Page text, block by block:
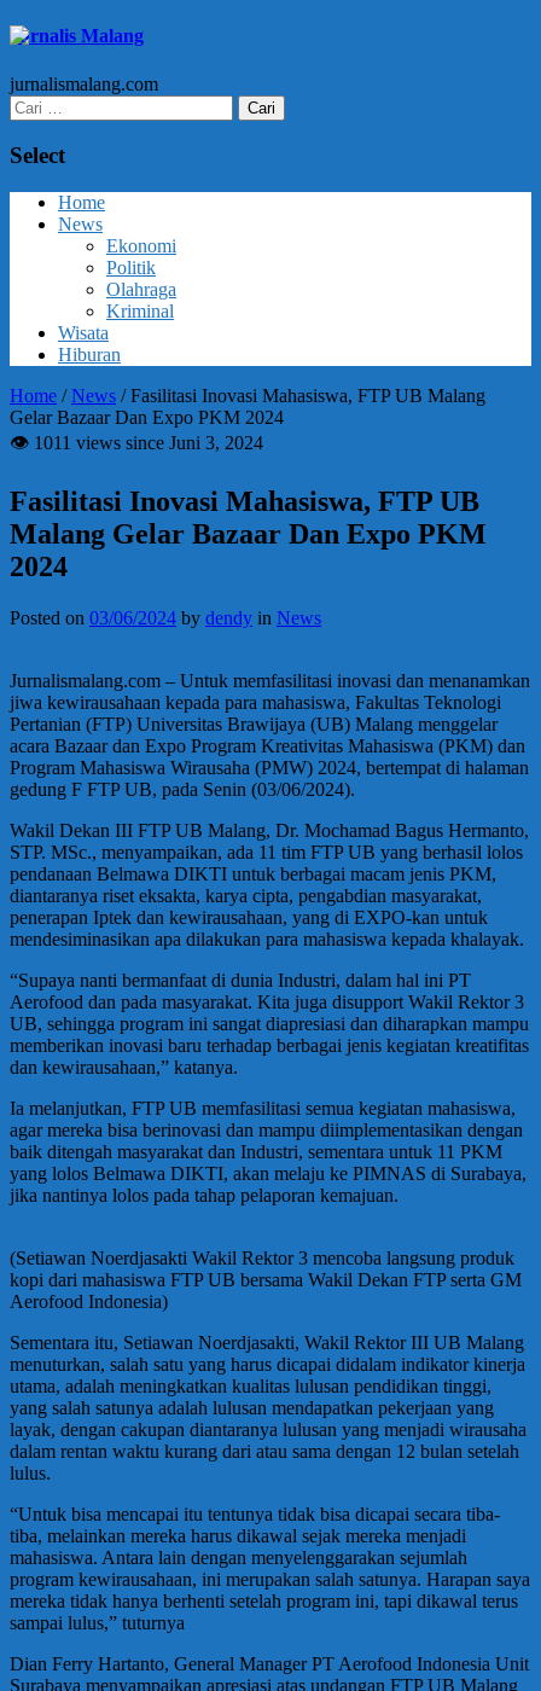
Jurnalis Malang
jurnalismalang.com
Cari
untuk:
Select
Home
News
Ekonomi
Politik
Olahraga
Kriminal
Wisata
Hiburan
Home /News /Fasilitasi Inovasi Mahasiswa, FTP UB Malang
Gelar Bazaar Dan Expo PKM 2024
👁 1011 views since Juni 3, 2024
Fasilitasi Inovasi Mahasiswa, FTP UB
Malang Gelar Bazaar Dan Expo PKM
2024
Posted on 03/06/2024 by dendy in News
Jurnalismalang.com – Untuk memfasilitasi inovasi dan menanamkan
jiwa kewirausahaan kepada para mahasiswa, Fakultas Teknologi
Pertanian (FTP) Universitas Brawijaya (UB) Malang menggelar
acara Bazaar dan Expo Program Kreativitas Mahasiswa (PKM) dan
Program Mahasiswa Wirausaha (PMW) 2024, bertempat di halaman
gedung F FTP UB, pada Senin (03/06/2024).
Wakil Dekan III FTP UB Malang, Dr. Mochamad Bagus Hermanto,
STP. MSc., menyampaikan, ada 11 tim FTP UB yang berhasil lolos
pendanaan Belmawa DIKTI untuk berbagai macam jenis PKM,
diantaranya riset eksakta, karya cipta, pengabdian masyarakat,
penerapan Iptek dan kewirausahaan, yang di EXPO-kan untuk
mendesiminasikan apa dilakukan para mahasiswa kepada khalayak.
“Supaya nanti bermanfaat di dunia Industri, dalam hal ini PT
Aerofood dan pada masyarakat. Kita juga disupport Wakil Rektor 3
UB, sehingga program ini sangat diapresiasi dan diharapkan mampu
memberikan inovasi baru terhadap berbagai jenis kegiatan kreatifitas
dan kewirausahaan,” katanya.
Ia melanjutkan, FTP UB memfasilitasi semua kegiatan mahasiswa,
agar mereka bisa berinovasi dan mampu diimplementasikan dengan
baik ditengah masyarakat dan Industri, sementara untuk 11 PKM
yang lolos Belmawa DIKTI, akan melaju ke PIMNAS di Surabaya,
jika nantinya lolos pada tahap pelaporan kemajuan.
(Setiawan Noerdjasakti Wakil Rektor 3 mencoba langsung produk
kopi dari mahasiswa FTP UB bersama Wakil Dekan FTP serta GM
Aerofood Indonesia)
Sementara itu, Setiawan Noerdjasakti, Wakil Rektor III UB Malang
menuturkan, salah satu yang harus dicapai didalam indikator kinerja
utama, adalah meningkatkan kualitas lulusan pendidikan tinggi,
yang salah satunya adalah lulusan mendapatkan pekerjaan yang
layak, dengan cakupan diantaranya lulusan yang menjadi wirausaha
dalam rentan waktu kurang dari atau sama dengan 12 bulan setelah
lulus.
“Untuk bisa mencapai itu tentunya tidak bisa dicapai secara tiba-
tiba, melainkan mereka harus dikawal sejak mereka menjadi
mahasiswa. Antara lain dengan menyelenggarakan sejumlah
program kewirausahaan, ini merupakan salah satunya. Harapan saya
mereka tidak hanya berhenti setelah program ini, tapi dikawal terus
sampai lulus,” tuturnya
Dian Ferry Hartanto, General Manager PT Aerofood Indonesia Unit
Surabaya menyampaikan apresiasi atas undangan FTP UB Malang